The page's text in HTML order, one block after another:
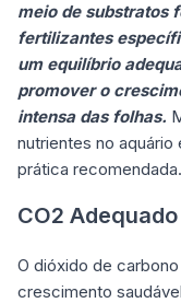
meio de substratos
fertilizantes
um equilíbrio
promover o
intensa das folhas.
nutrientes no
prática recomendada.
CO2 Adequado
O dióxido de
crescimento